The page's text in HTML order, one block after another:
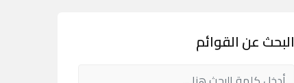
البحث عن القوائم